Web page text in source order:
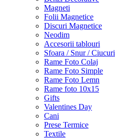
Magneti
Folii Magnetice
Discuri Magnetice
Neodim
Accesorii tablouri
Sfoara / Snur / Ciucuri
Rame Foto Colaj
Rame Foto Simple
Rame Foto Lemn
Rame foto 10x15
Gifts
Valentines Day
Cani
Prese Termice
Textile